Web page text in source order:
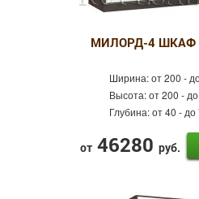
МИЛОРД-4 ШКАФ
Ширина:от 200 -
Высота:от 200 -
Глубина:от 40 - до
от 46280 руб.